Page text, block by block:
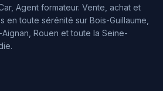
Agent formateur. Vente, achat et
toute sérénité sur Bois-Guillaume,
Rouen et toute la Seine-